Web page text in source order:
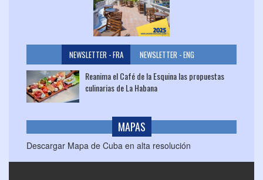
NEWSLETTER - FRA NEWSLETTER - ENG
Reanima el Café de la Esquina las propuestas
culinarias de La Habana
MAPAS
Descargar Mapa de Cuba en alta resolución